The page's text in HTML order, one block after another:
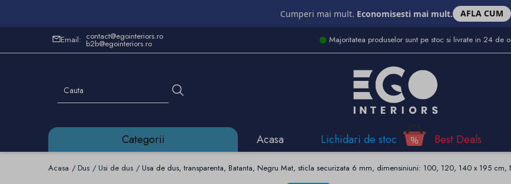
Cumperi mai mult. Economisesti mai mult. AFLA CUM
Email: contact@egointeriors.ro
b2b@egointeriors.ro Majoritatea produselor sunt pe stoc si livrate in 24 de
Categorii Acasa Lichidari de stoc Best Deals
Acasa Dus Usi de dus Usa de dus, transparenta, Batanta, Negru Mat, sticla securizata 6 mm, dimensiniuni: 100, 120, 140 x 195 cm,